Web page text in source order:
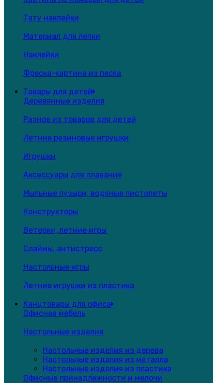
Тату наклейки
Материал для лепки
Наклейки
Фреска-картина из песка
Товары для детей
Деревянные изделия
Разное из товаров для детей
Летние резиновые игрушки
Игрушки
Аксессуары для плавания
Мыльные пузыри, водяные пистолеты
Конструкторы
Ветерки, летние игры
Слаймы, антистресс
Настольные игры
Летние игрушки из пластика
Канцтовары для офиса
Офисная мебель
Настольные изделия
Настольные изделия из дерева
Настольные изделия из металла
Настольные изделия из пластика
Офисные принадлежности и мелочи